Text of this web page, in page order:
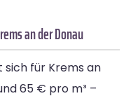
an der Donau
sich für Krems an
65 € pro m³ –